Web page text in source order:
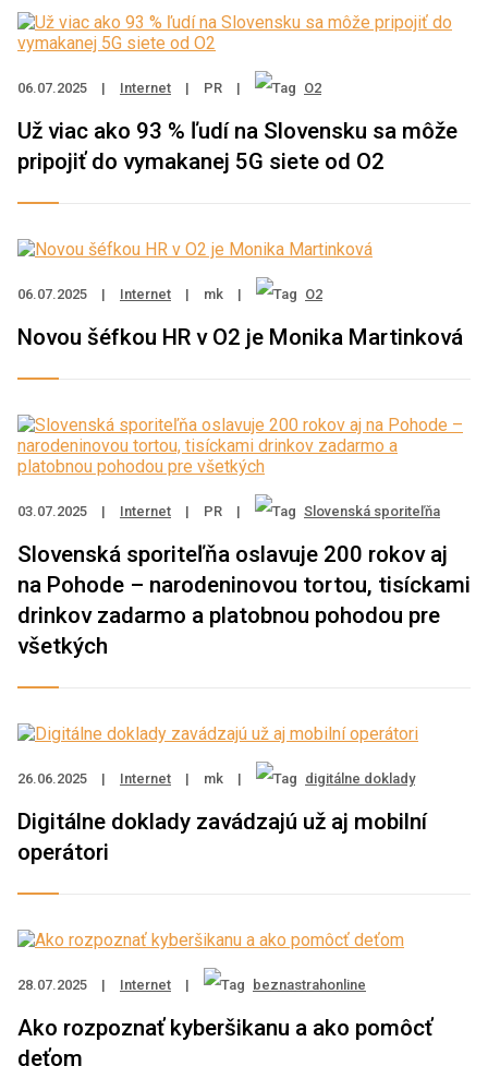
06.07.2025 | Internet | PR | O2
Už viac ako 93 % ľudí na Slovensku sa môže
pripojiť do vymakanej 5G siete od O2
06.07.2025 | Internet | mk | O2
Novou šéfkou HR v O2 je Monika Martinková
03.07.2025 | Internet | PR | Slovenská sporiteľňa
Slovenská sporiteľňa oslavuje 200 rokov aj
na Pohode – narodeninovou tortou, tisíckami
drinkov zadarmo a platobnou pohodou pre
všetkých
26.06.2025 | Internet | mk | digitálne doklady
Digitálne doklady zavádzajú už aj mobilní
operátori
28.07.2025 | Internet | beznastrahonline
Ako rozpoznať kyberšikanu a ako pomôcť
deťom